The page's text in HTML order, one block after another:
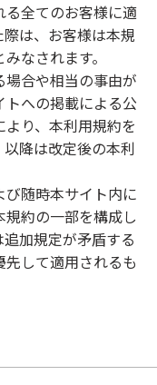
全てのお客様に適
は、お客様は本規
なされます。
合や相当の事由が
への掲載による公
り、本利用規約を
降は改定後の本利
随時本サイト内に
約の一部を構成し
加規定が矛盾する
して適用されるも